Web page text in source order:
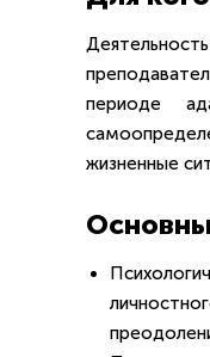
периоде
жизненные